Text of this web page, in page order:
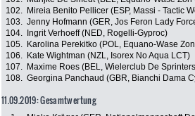
102.
Mireia Benito Pellicer (ESP, Massi - Tactic
103. Jenny Hofmann (GER, Jos Feron Lady
104.
Ingrit Verhoeff (NED, Rogelli-Gyproc)
105.
Karolina Perekitko (POL, Equano-Wase
106.
Kate Wightman (NZL, Isorex No Aqua LCT)
107.
Maxime Roes (BEL, Wielerclub De
108. Georgina Panchaud (GBR, Bianchi Dama
11.09.2019: Gesamtwertung